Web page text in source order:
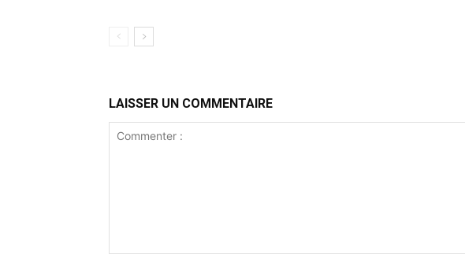
LAISSER UN COMMENTAIRE